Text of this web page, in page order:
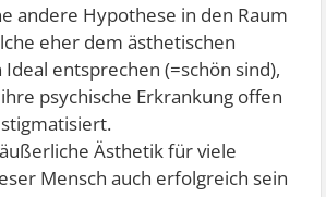
andere Hypothese in den Raum
eher dem ästhetischen
entsprechen (=schön sind),
psychische Erkrankung offen
Ästhetik für viele
Mensch auch erfolgreich sein